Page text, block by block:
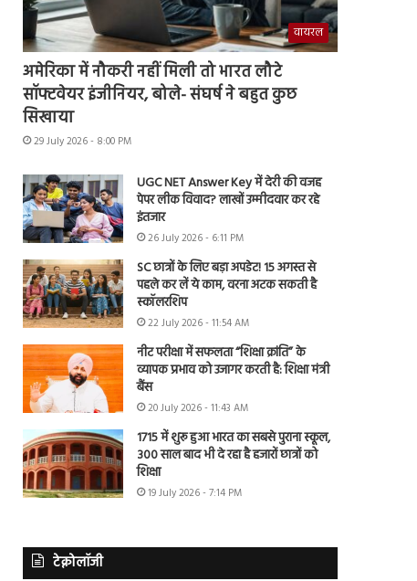
वायरल
अमेरिका में नौकरी नहीं मिली तो भारत लौटे
सॉफ्टवेयर इंजीनियर, बोले- संघर्ष ने बहुत कुछ
सिखाया
29 July 2026 - 8:00 PM
UGC NET Answer Key में देरी की वजह
पेपर लीक विवाद? लाखों उम्मीदवार कर रहे
इंतजार
26 July 2026 - 6:11 PM
SC छात्रों के लिए बड़ा अपडेट! 15 अगस्त से
पहले कर लें ये काम, वरना अटक सकती है
स्कॉलरशिप
22 July 2026 - 11:54 AM
नीट परीक्षा में सफलता “शिक्षा क्रांति” के
व्यापक प्रभाव को उजागर करती है: शिक्षा मंत्री
बैंस
20 July 2026 - 11:43 AM
1715 में शुरू हुआ भारत का सबसे पुराना स्कूल,
300 साल बाद भी दे रहा है हजारों छात्रों को
शिक्षा
19 July 2026 - 7:14 PM
टेक्नोलॉजी